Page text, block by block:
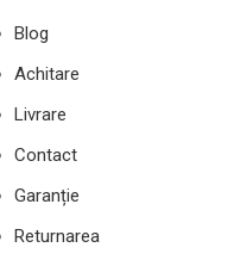
Blog
Achitare
Livrare
Contact
Garanție
Returnarea